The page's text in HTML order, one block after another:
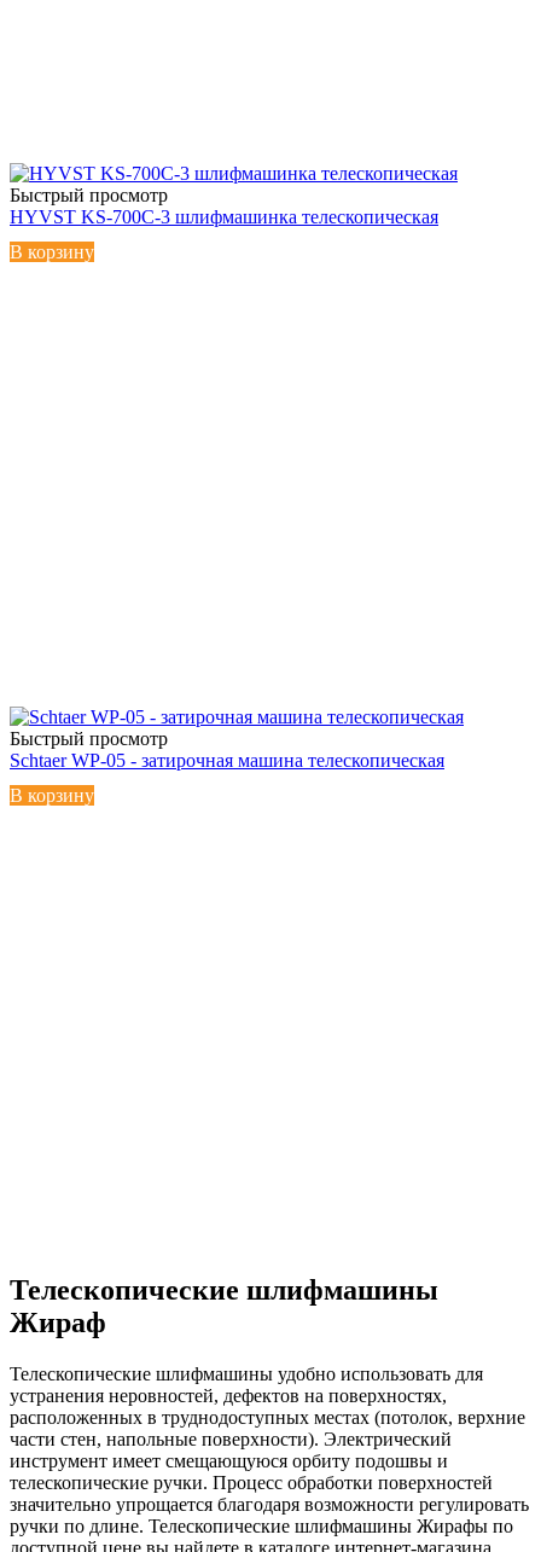
Быстрый просмотр
HYVST KS-700C-3 шлифмашинка телескопическая
В корзину
Быстрый просмотр
Schtaer WP-05 - затирочная машина телескопическая
В корзину
Телескопические шлифмашины
Жираф
Телескопические шлифмашины удобно использовать для
устранения неровностей, дефектов на поверхностях,
расположенных в труднодоступных местах (потолок, верхние
части стен, напольные поверхности). Электрический
инструмент имеет смещающуюся орбиту подошвы и
телескопические ручки. Процесс обработки поверхностей
значительно упрощается благодаря возможности регулировать
ручки по длине. Телескопические шлифмашины Жирафы по
доступной цене вы найдете в каталоге интернет-магазина